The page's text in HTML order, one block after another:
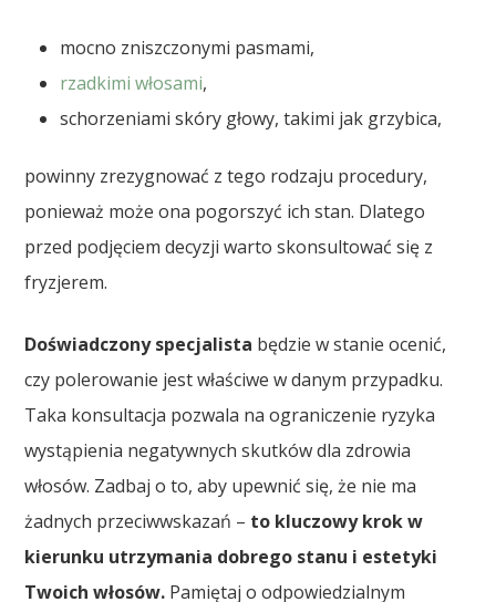
mocno zniszczonymi pasmami,
rzadkimi włosami,
schorzeniami skóry głowy, takimi jak grzybica,
powinny zrezygnować z tego rodzaju procedury,
ponieważ może ona pogorszyć ich stan. Dlatego
przed podjęciem decyzji warto skonsultować się z
fryzjerem.
Doświadczony specjalista będzie w stanie ocenić,
czy polerowanie jest właściwe w danym przypadku.
Taka konsultacja pozwala na ograniczenie ryzyka
wystąpienia negatywnych skutków dla zdrowia
włosów. Zadbaj o to, aby upewnić się, że nie ma
żadnych przeciwwskazań – to kluczowy krok w
kierunku utrzymania dobrego stanu i estetyki
Twoich włosów. Pamiętaj o odpowiedzialnym